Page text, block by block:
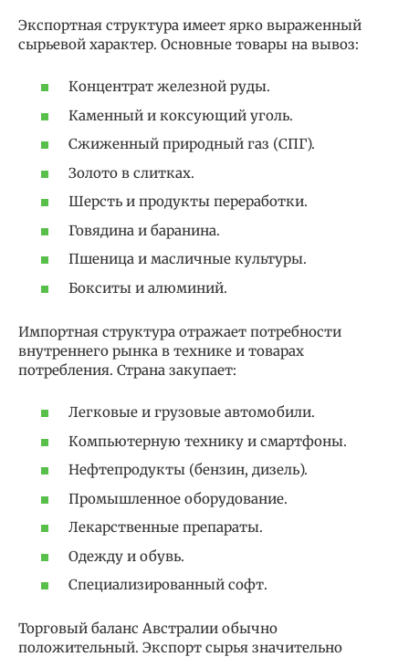
Экспортная структура имеет ярко выраженный
сырьевой характер. Основные товары на вывоз:
Концентрат железной руды.
Каменный и коксующий уголь.
Сжиженный природный газ (СПГ).
Золото в слитках.
Шерсть и продукты переработки.
Говядина и баранина.
Пшеница и масличные культуры.
Бокситы и алюминий.
Импортная структура отражает потребности
внутреннего рынка в технике и товарах
потребления. Страна закупает:
Легковые и грузовые автомобили.
Компьютерную технику и смартфоны.
Нефтепродукты (бензин, дизель).
Промышленное оборудование.
Лекарственные препараты.
Одежду и обувь.
Специализированный софт.
Торговый баланс Австралии обычно
положительный. Экспорт сырья значительно